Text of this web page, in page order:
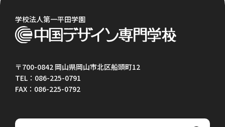
学校法人第一平田学園
〒700-0842 岡山県岡山市北区船頭町12
TEL：086-225-0791
FAX：086-225-0792